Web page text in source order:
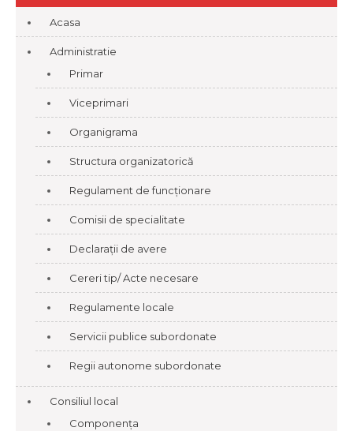
Acasa
Administratie
Primar
Viceprimari
Organigrama
Structura organizatorică
Regulament de funcționare
Comisii de specialitate
Declarații de avere
Cereri tip/ Acte necesare
Regulamente locale
Servicii publice subordonate
Regii autonome subordonate
Consiliul local
Componența